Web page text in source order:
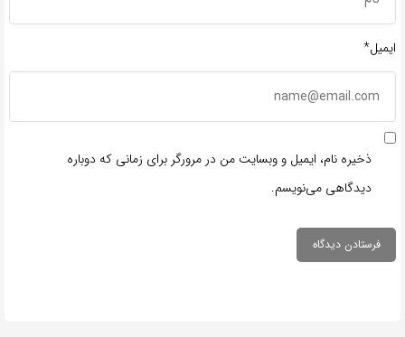
ایمیل*
ذخیره نام، ایمیل و وبسایت من در مرورگر برای زمانی که دوباره
دیدگاهی می‌نویسم.